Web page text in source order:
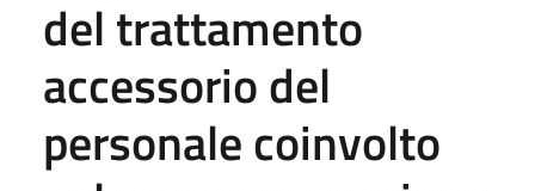
del trattamento
accessorio del
personale coinvolto